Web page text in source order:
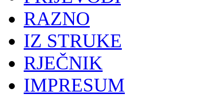
RAZNO
IZ STRUKE
RJEČNIK
IMPRESUM